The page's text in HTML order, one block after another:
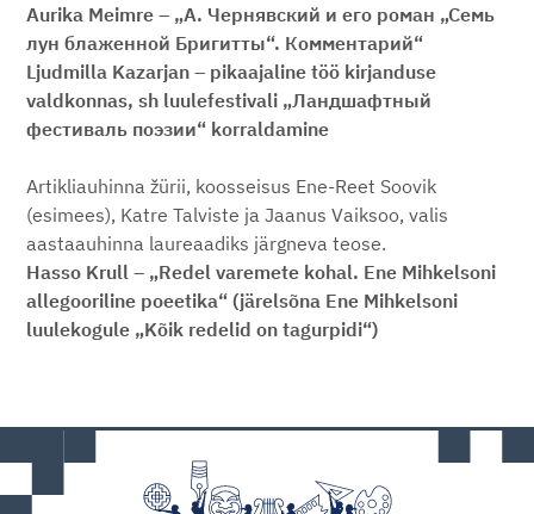
Aurika Meimre – „А. Чернявский и его роман „Семь
лун блаженной Бригитты“. Комментарий“
Ljudmilla Kazarjan – pikaajaline töö kirjanduse
valdkonnas, sh luulefestivali „Ландшафтный
фестиваль поэзии“ korraldamine
Artikliauhinna žürii, koosseisus Ene-Reet Soovik
(esimees), Katre Talviste ja Jaanus Vaiksoo, valis
aastaauhinna laureaadiks järgneva teose.
Hasso Krull – „Redel varemete kohal. Ene Mihkelsoni
allegooriline poeetika“ (järelsõna Ene Mihkelsoni
luulekogule „Kõik redelid on tagurpidi“)